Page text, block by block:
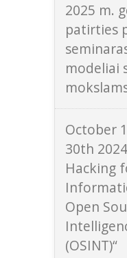
2025 m.
patirties
modeliai
October
30th
Hacking
Open
(OSINT)“